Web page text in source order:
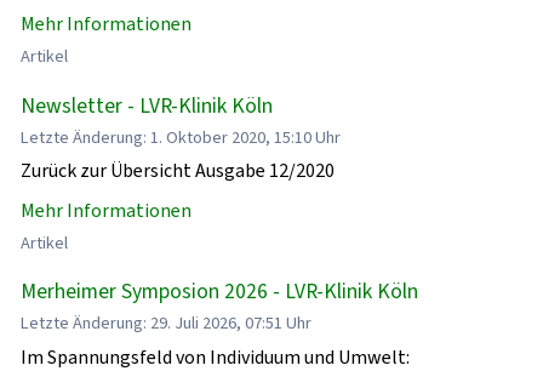
Mehr Informationen
Artikel
Newsletter - LVR-Klinik Köln
Letzte Änderung: 1. Oktober 2020, 15:10 Uhr
Zurück zur Übersicht Ausgabe 12/2020
Mehr Informationen
Artikel
Merheimer Symposion 2026 - LVR-Klinik Köln
Letzte Änderung: 29. Juli 2026, 07:51 Uhr
Im Spannungsfeld von Individuum und Umwelt: